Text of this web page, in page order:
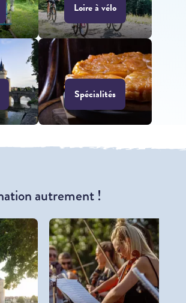
Loire à vélo
Spécialités
autrement !